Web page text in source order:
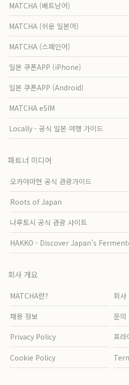
MATCHA (베트남어)
MATCHA (쉬운 일본어)
MATCHA (스페인어)
일본 쿠폰APP (iPhone)
일본 쿠폰APP (Android)
MATCHA eSIM
Locally - 공식 일본 여행 가이드
파트너 미디어
오카야마현 공식 관광가이드
Roots of Japan
나루토시 공식 관광 사이트
HAKKO - Discover Japan’s
회사 개요
MATCHA란? 회사
채용 정보 문의
Privacy Policy 프라
Cookie Policy